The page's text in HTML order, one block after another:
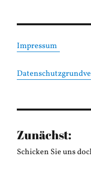
Impressum
Zunächst:
Schicken Sie uns